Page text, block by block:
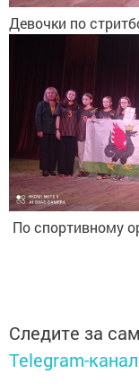
Девочки по
По спортивному
Следите за
Telegram-